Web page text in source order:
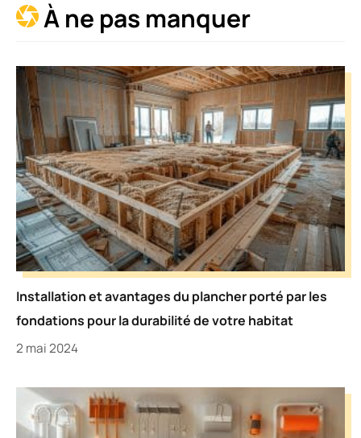
À ne pas manquer
Installation et avantages du plancher porté par les
fondations pour la durabilité de votre habitat
2 mai 2024